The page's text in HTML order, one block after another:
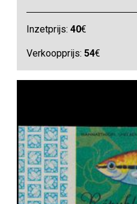
Inzetprijs:40€
Verkoopprijs:54€